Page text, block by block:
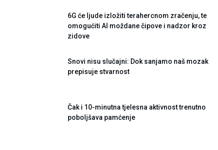
6G će ljude izložiti terahercnom zračenju, te
omogućiti AI moždane čipove i nadzor kroz
zidove
Snovi nisu slučajni: Dok sanjamo naš mozak
prepisuje stvarnost
Čak i 10-minutna tjelesna aktivnost trenutno
poboljšava pamćenje